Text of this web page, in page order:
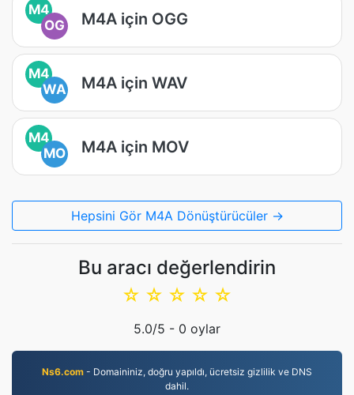
M4
OG
M4A için OGG
M4
WA
M4A için WAV
M4
MO
M4A için MOV
Hepsini Gör M4A Dönüştürücüler →
Bu aracı değerlendirin
☆
☆
☆
☆
☆
5.0/5 - 0 oylar
Ns6.com - Domaininiz, doğru yapıldı, ücretsiz gizlilik ve DNS
dahil.